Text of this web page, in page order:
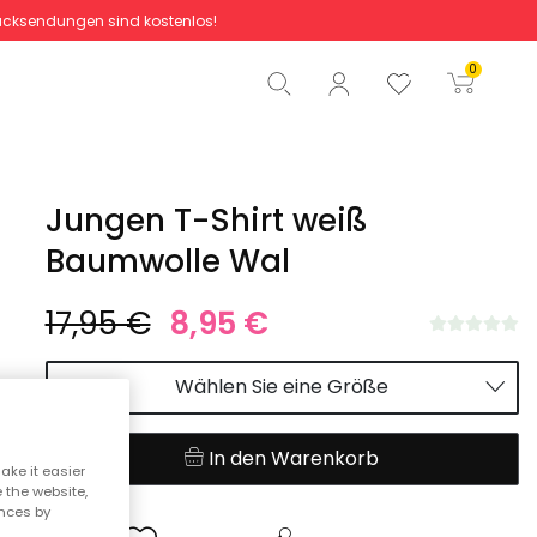
sind kostenlos!
0
Gesamtbetrag 0,00 €
Start der Bestellung
Jungen T-Shirt weiß
Baumwolle Wal
17,95 € 8,95 €
Wählen Sie eine Größe
In den Warenkorb
it easier
the website,
by